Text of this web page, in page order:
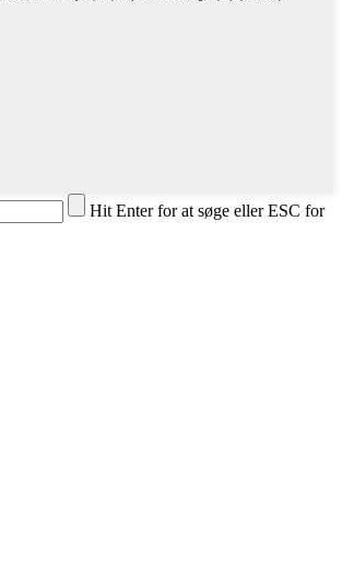
Hit Enter for at søge eller ESC for